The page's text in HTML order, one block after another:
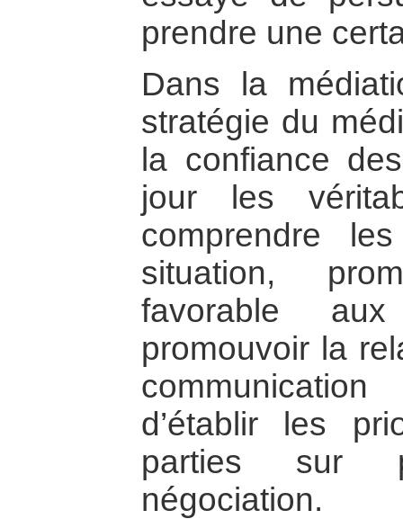
prendre une
Dans la
stratégie du
la confiance
jour les
comprendre
situation,
favorable
promouvoir la
d’établir les
parties sur
négociation.